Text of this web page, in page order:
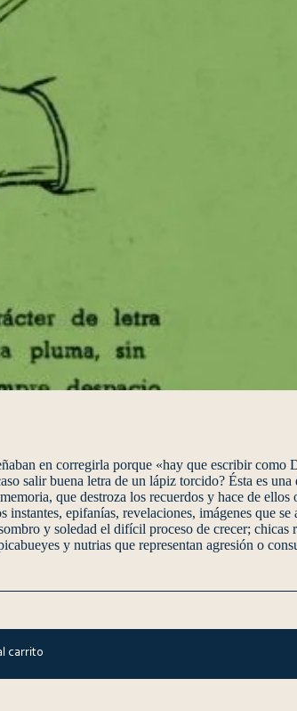
en corregirla porque «hay que escribir como
salir buena letra de un lápiz torcido? Ésta es una
que destroza los recuerdos y hace de ellos
epifanías, revelaciones, imágenes que se
y soledad el difícil proceso de crecer; chicas
y nutrias que representan agresión o
carrito